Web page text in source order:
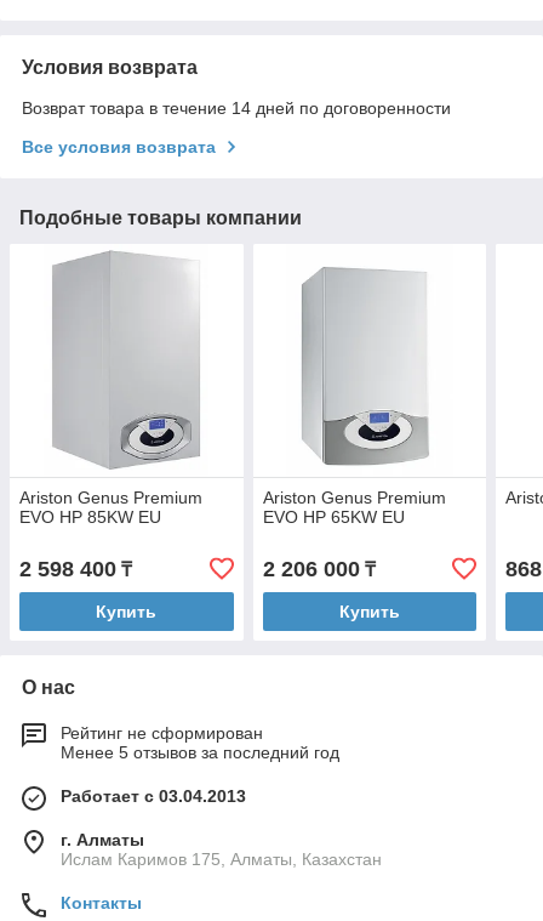
Условия возврата
Возврат товара в течение 14 дней по договоренности
Все условия возврата
Подобные товары компании
Ariston Genus Premium
EVO HP 85KW EU
2 598 400 ₸
Купить
Ariston Genus Premium
EVO HP 65KW EU
2 206 000₸
Купить
О нас
Рейтинг не сформирован
Менее 5 отзывов за последний год
Работает с 03.04.2013
г. Алматы
Ислам Каримов 175, Алматы, Казахстан
Контакты